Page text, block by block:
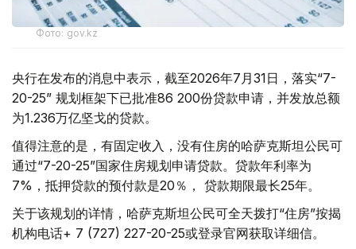
Фото: gov.kz
央行在发布的消息中表示，截至2026年7月31日，落实“7-
20-25” 规划框架下已批准86 200份贷款申请，并发放总额
为1.236万亿坚戈的贷款。
值得注意的是，有固定收入，没有住房的哈萨克斯坦公民可
通过“7-20-25”国家住房规划申请贷款。贷款年利率为
7%，抵押贷款的预付款是20％， 贷款期限最长25年。
关于该规划的详情，哈萨克斯坦公民可全天拨打“住房”按揭
机构电话+ 7 (727) 227-20-25或登录官网获取详细信。